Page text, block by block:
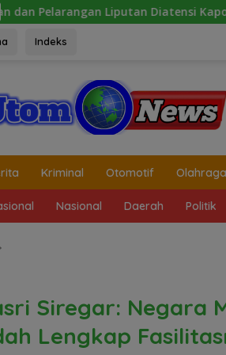
Kapolrestabes Medan
Indeks
Kriminal Otomotif Olahraga
Nasional Daerah Politik
Siregar: Negara
Lengkap